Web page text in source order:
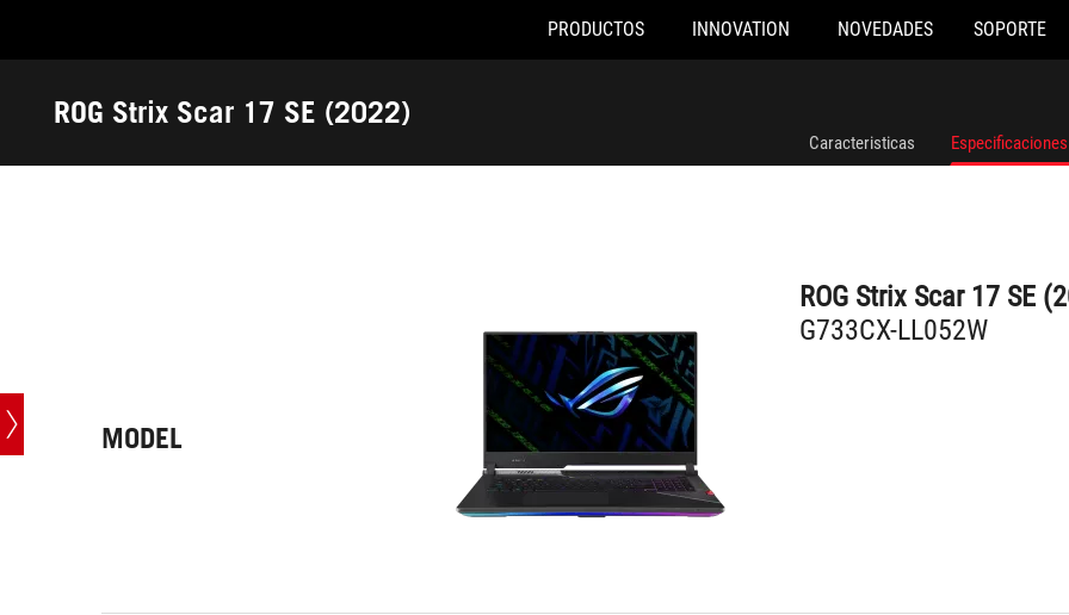
Accessibility links
PRODUCTOS INNOVATION NOVEDADES SOPORTE
ROG Strix Scar 17 SE (2022)
Especificaciones
Caracteristicas
MODEL
ROG Strix Scar 17 SE
G733CX-LL052W
G733CX-LL052W